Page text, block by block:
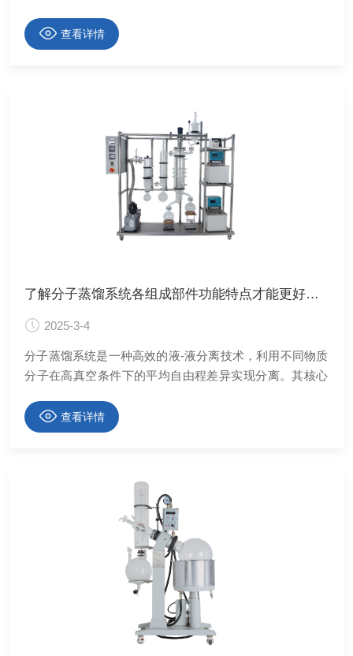
日常使用中，用户常常会遇到一些问题。本文将详细探讨
DF-101S集热式恒温加热磁力搅拌器常见的问题，并提供
查看详情
了解分子蒸馏系统各组成部件功能特点才能更好的使用它
2025-3-4
分子蒸馏系统是一种高效的液-液分离技术，利用不同物质
分子在高真空条件下的平均自由程差异实现分离。其核心
避免物料热分解，适用于高沸点、热敏性及易氧化物质的
分离
查看详情